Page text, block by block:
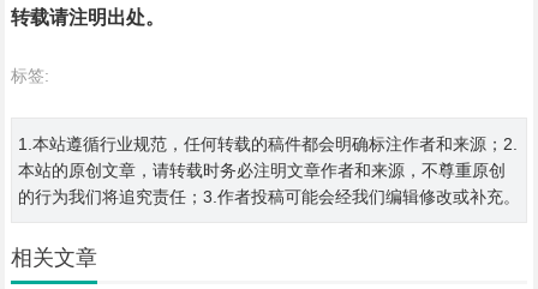
转载请注明出处。
标签:
1.本站遵循行业规范，任何转载的稿件都会明确标注作者和来源；2.
本站的原创文章，请转载时务必注明文章作者和来源，不尊重原创
的行为我们将追究责任；3.作者投稿可能会经我们编辑修改或补充。
相关文章